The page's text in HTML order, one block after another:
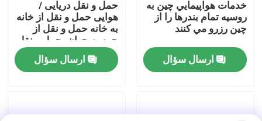
تور کارخانه
کنترل کیفیت
خدمات هواپيمايي چين به
روسيه تمام بندرها را از
چين رزرو مي کنند
ارسال سؤال
حمل و نقل دریایی /
هوایی حمل و نقل از خانه
به خانه حمل و نقل از
چین به جهان، حمل و نقل
بین المللی، خدمات
تحویل محموله از خانه به
خانه
ارسال سؤال